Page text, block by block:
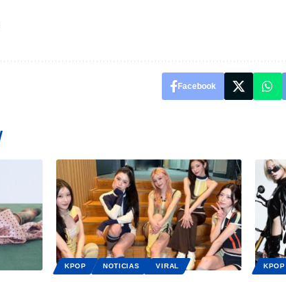
Facebook
KPOP NOTICIAS VIRAL KPOP